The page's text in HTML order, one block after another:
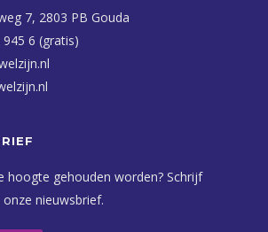
7, 2803 PB Gouda
6 (gratis)
hoogte gehouden worden? Schrijf
nieuwsbrief.